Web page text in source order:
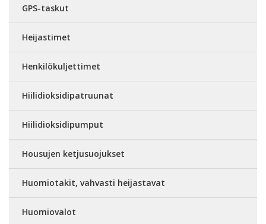
GPS-taskut
Heijastimet
Henkilökuljettimet
Hiilidioksidipatruunat
Hiilidioksidipumput
Housujen ketjusuojukset
Huomiotakit, vahvasti heijastavat
Huomiovalot